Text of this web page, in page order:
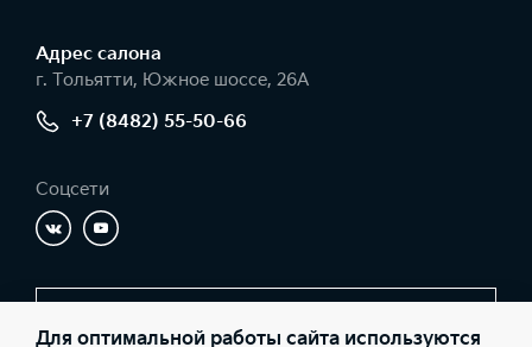
Адрес салонa
г. Тольятти, Южное шоссе, 26А
+7 (8482) 55-50-66
Соцсети
Заказать звонок
Для оптимальной работы сайта используются